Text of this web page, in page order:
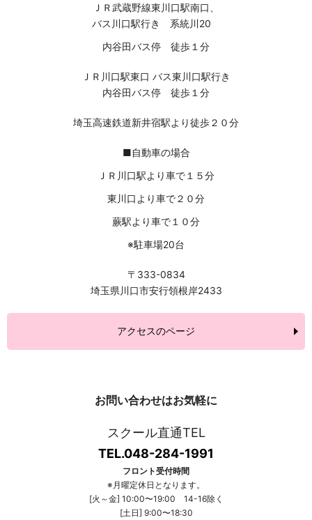
ＪＲ武蔵野線東川口駅南口、
バス川口駅行き 系統川20
内谷田バス停 徒歩１分
ＪＲ川口駅東口 バス東川口駅行き
内谷田バス停 徒歩１分
埼玉高速鉄道新井宿駅より徒歩２０分
■自動車の場合
ＪＲ川口駅より車で１５分
東川口より車で２０分
蕨駅より車で１０分
※駐車場20台
〒333-0834
埼玉県川口市安行領根岸2433
アクセスのページ
お問い合わせはお気軽に
スクール直通TEL
TEL.048-284-1991
フロント受付時間
※月曜定休日となります。
[火～金] 10:00〜19:00 14-16除く
[土日] 9:00〜18:30